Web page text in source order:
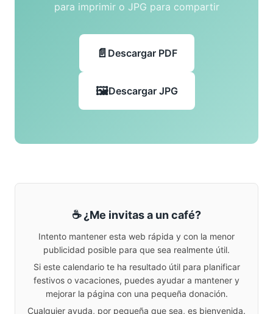
para imprimir o JPG para compartir
Descargar PDF
Descargar JPG
☕ ¿Me invitas a un café?
Intento mantener esta web rápida y con la menor
publicidad posible para que sea realmente útil.
Si este calendario te ha resultado útil para planificar
festivos o vacaciones, puedes ayudar a mantener y
mejorar la página con una pequeña donación.
Cualquier ayuda, por pequeña que sea, es bienvenida.